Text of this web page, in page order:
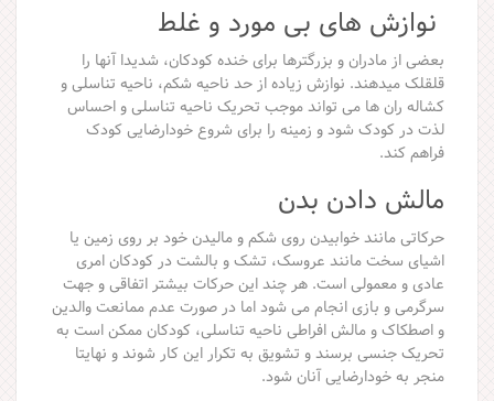
نوازش های بی مورد و غلط
بعضی از مادران و بزرگترها برای خنده کودکان، شدیدا آنها را
قلقلک میدهند. نوازش زیاده از حد ناحیه شکم، ناحیه تناسلی و
کشاله ران ها می تواند موجب تحریک ناحیه تناسلی و احساس
لذت در کودک شود و زمینه را برای شروع خودارضایی کودک
فراهم کند.
مالش دادن بدن
حرکاتی مانند خوابیدن روی شکم و مالیدن خود بر روی زمین یا
اشیای سخت مانند عروسک، تشک و بالشت در کودکان امری
عادی و معمولی است. هر چند این حرکات بیشتر اتفاقی و جهت
سرگرمی و بازی انجام می شود اما در صورت عدم ممانعت والدین
و اصطکاک و مالش افراطی ناحیه تناسلی، کودکان ممکن است به
تحریک جنسی برسند و تشویق به تکرار این کار شوند و نهایتا
منجر به خودارضایی آنان شود.